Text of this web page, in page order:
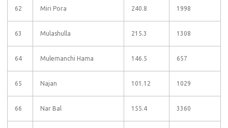
62 Miri Pora 240.8 1998
63 Mulashulla 215.3 1308
64 Mulemanchi Hama 146.5 657
65 Najan 101.12 1029
66 Nar Bal 155.4 3360